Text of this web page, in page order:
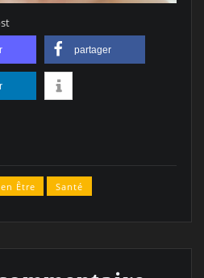
partager
Être Santé